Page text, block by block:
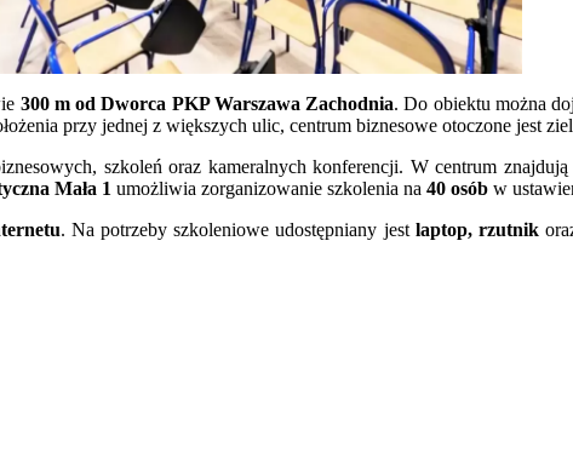
300 m od Dworca PKP Warszawa Zachodnia. Do obiektu można
przy jednej z większych ulic, centrum biznesowe otoczone jest
szkoleń oraz kameralnych konferencji. W centrum
Mała 1 umożliwia zorganizowanie szkolenia na 40 osób w
. Na potrzeby szkoleniowe udostępniany jest laptop, rzutnik